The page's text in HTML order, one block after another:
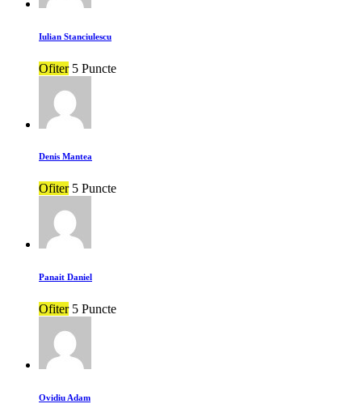
Iulian Stanciulescu
Ofiter 5 Puncte
Denis Mantea
Ofiter 5 Puncte
Panait Daniel
Ofiter 5 Puncte
Ovidiu Adam